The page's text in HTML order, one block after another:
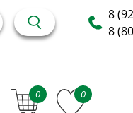
8
8
0 0